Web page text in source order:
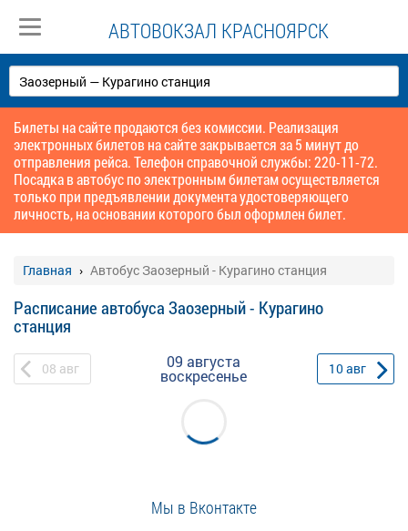
АВТОВОКЗАЛ КРАСНОЯРСК
Билеты на сайте продаются без комиссии. Реализация
электронных билетов на сайте закрывается за 5 минут до
отправления рейса. Телефон справочной службы: 220-11-72.
Посадка в автобус по электронным билетам осуществляется
только при предъявлении документа удостоверяющего
личность, на основании которого был оформлен билет.
Главная Автобус Заозерный - Курагино станция
Расписание автобуса Заозерный - Курагино
станция
08 авг 09 августа
воскресенье 10авг
Мы в Вконтакте